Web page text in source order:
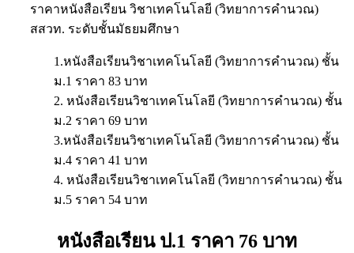
ราคาหนังสือเรียน วิชาเทคโนโลยี (วิทยาการคำนวณ)
สสวท. ระดับชั้นมัธยมศึกษา
1.หนังสือเรียนวิชาเทคโนโลยี (วิทยาการคำนวณ) ชั้น
ม.1 ราคา 83 บาท
2. หนังสือเรียนวิชาเทคโนโลยี (วิทยาการคำนวณ) ชั้น
ม.2 ราคา 69 บาท
3.หนังสือเรียนวิชาเทคโนโลยี (วิทยาการคำนวณ) ชั้น
ม.4 ราคา 41 บาท
4. หนังสือเรียนวิชาเทคโนโลยี (วิทยาการคำนวณ) ชั้น
ม.5 ราคา 54 บาท
หนังสือเรียน ป.1 ราคา 76 บาท